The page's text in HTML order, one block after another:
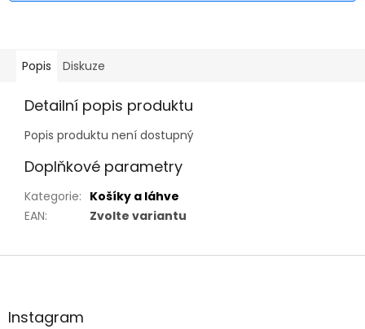
Popis Diskuze
Detailní popis produktu
Popis produktu není dostupný
Doplňkové parametry
Kategorie: Košíky a láhve
EAN: Zvolte variantu
Z
aInstagram